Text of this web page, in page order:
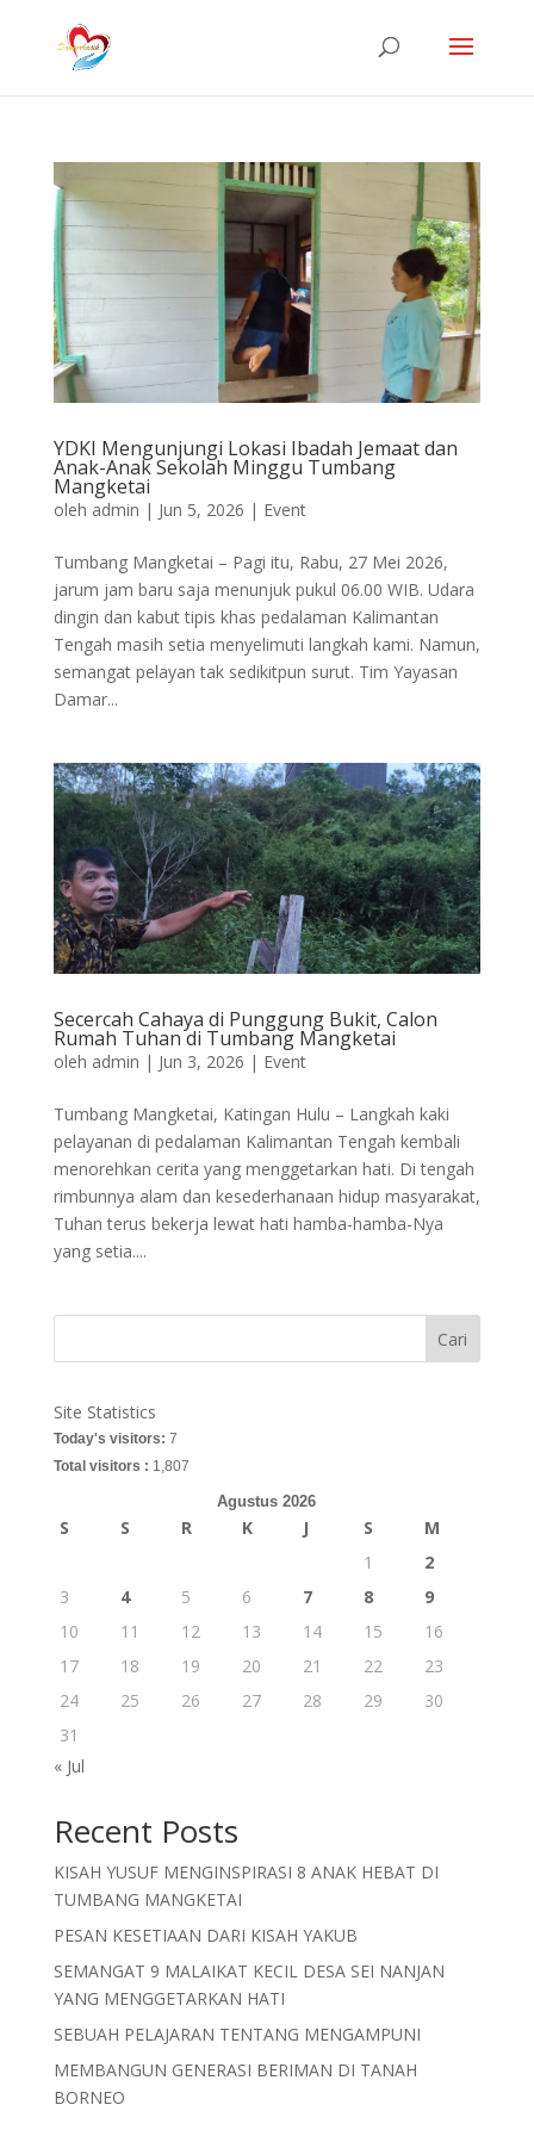
YDKI Mengunjungi Lokasi Ibadah Jemaat dan
Anak-Anak Sekolah Minggu Tumbang
Mangketai
oleh admin | Jun 5, 2026 | Event
Tumbang Mangketai – Pagi itu, Rabu, 27 Mei 2026,
jarum jam baru saja menunjuk pukul 06.00 WIB. Udara
dingin dan kabut tipis khas pedalaman Kalimantan
Tengah masih setia menyelimuti langkah kami. Namun,
semangat pelayan tak sedikitpun surut. Tim Yayasan
Damar...
Secercah Cahaya di Punggung Bukit, Calon
Rumah Tuhan di Tumbang Mangketai
oleh admin | Jun 3, 2026 | Event
Tumbang Mangketai, Katingan Hulu – Langkah kaki
pelayanan di pedalaman Kalimantan Tengah kembali
menorehkan cerita yang menggetarkan hati. Di tengah
rimbunnya alam dan kesederhanaan hidup masyarakat,
Tuhan terus bekerja lewat hati hamba-hamba-Nya
yang setia....
Cari
Site Statistics
Today's visitors: 7
Total visitors : 1,807
Agustus 2026
S S R K J S
M
1
2
3
4 5 6 7 8
9
10
11 12 13 14 15
16
17
18 19 20 21 22
23
24
25 26 27 28 29
30
31
« Jul
Recent Posts
KISAH YUSUF MENGINSPIRASI 8 ANAK HEBAT DI
TUMBANG MANGKETAI
PESAN KESETIAAN DARI KISAH YAKUB
SEMANGAT 9 MALAIKAT KECIL DESA SEI NANJAN
YANG MENGGETARKAN HATI
SEBUAH PELAJARAN TENTANG MENGAMPUNI
MEMBANGUN GENERASI BERIMAN DI TANAH
BORNEO